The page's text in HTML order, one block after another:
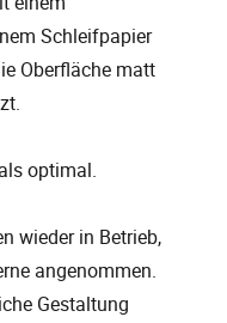
Schleifpapier
Oberfläche matt
optimal.
wieder in Betrieb,
angenommen.
Gestaltung